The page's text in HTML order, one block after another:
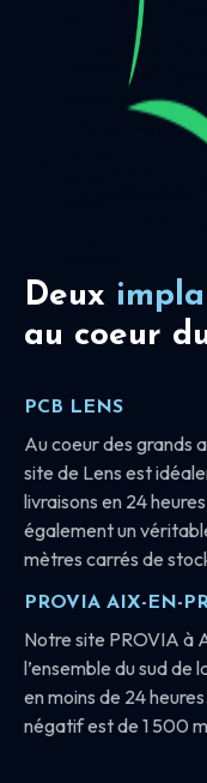
Deux
au coeur
PCB LENS
Au coeur des grands
site de Lens est
livraisons en 24
également un
mètres carrés de
PROVIA AIX-EN-
Notre site PROVIA à
l’ensemble du sud de
en moins de 24
négatif est de 1 500